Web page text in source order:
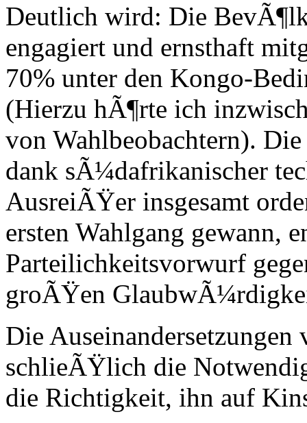
Deutlich wird: Die
engagiert und ernsthaft
70% unter den Kongo-
(Hierzu hÃ¶rte ich
von Wahlbeobachtern).
dank sÃ¼dafrikanischer
AusreiÃŸer insgesamt
ersten Wahlgang gewann,
Parteilichkeitsvorwurf
groÃŸen
Die
schlieÃŸlich die
die Richtigkeit, ihn auf